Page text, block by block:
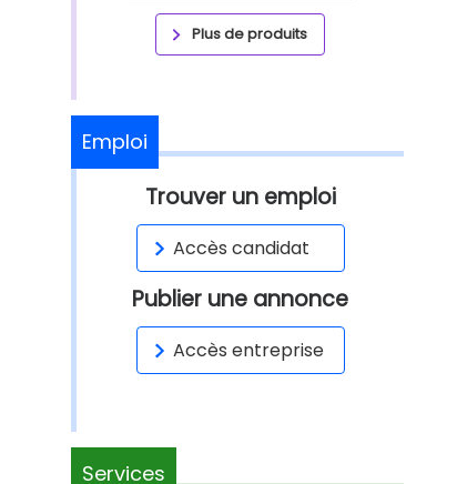
Plus de produits
Emploi
Trouver un emploi
Accès candidat
Publier une annonce
Accès entreprise
Services